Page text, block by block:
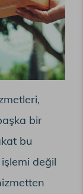
bir
bu
değil